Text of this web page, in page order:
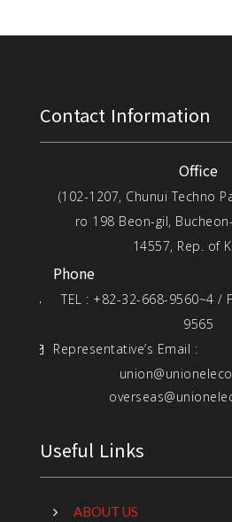
Contact Information
Office
(102-1207, Chunui Techno
ro 198 Beon-gil,
14557, Rep. of
Phone
TEL : +82-32-668-9560~4 /
9565
Representative’s Email :
Useful Links
ABOUT US